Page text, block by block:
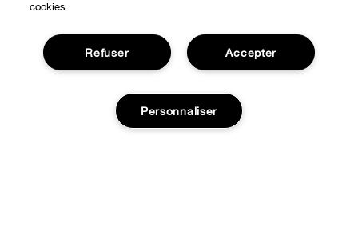
Expérience en ligne
cookies.
Accepter
Refuser
Personnaliser